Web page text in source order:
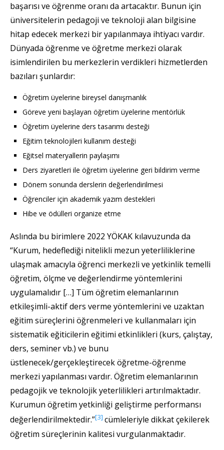
başarısı ve öğrenme oranı da artacaktır. Bunun için
üniversitelerin pedagoji ve teknoloji alan bilgisine
hitap edecek merkezi bir yapılanmaya ihtiyacı vardır.
Dünyada öğrenme ve öğretme merkezi olarak
isimlendirilen bu merkezlerin verdikleri hizmetlerden
bazıları şunlardır:
Öğretim üyelerine bireysel danışmanlık
Göreve yeni başlayan öğretim üyelerine mentörlük
Öğretim üyelerine ders tasarımı desteği
Eğitim teknolojileri kullanım desteği
Eğitsel materyallerin paylaşımı
Ders ziyaretleri ile öğretim üyelerine geri bildirim verme
Dönem sonunda derslerin değerlendirilmesi
Öğrenciler için akademik yazım destekleri
Hibe ve ödülleri organize etme
Aslında bu birimlere 2022 YÖKAK kılavuzunda da
“Kurum, hedeflediği nitelikli mezun yeterliliklerine
ulaşmak amacıyla öğrenci merkezli ve yetkinlik temelli
öğretim, ölçme ve değerlendirme yöntemlerini
uygulamalıdır […] Tüm öğretim elemanlarının
etkileşimli-aktif ders verme yöntemlerini ve uzaktan
eğitim süreçlerini öğrenmeleri ve kullanmaları için
sistematik eğiticilerin eğitimi etkinlikleri (kurs, çalıştay,
ders, seminer vb.) ve bunu
üstlenecek/gerçekleştirecek öğretme-öğrenme
merkezi yapılanması vardır. Öğretim elemanlarının
pedagojik ve teknolojik yeterlilikleri artırılmaktadır.
Kurumun öğretim yetkinliği geliştirme performansı
değerlendirilmektedir.”[3] cümleleriyle dikkat çekilerek
öğretim süreçlerinin kalitesi vurgulanmaktadır.